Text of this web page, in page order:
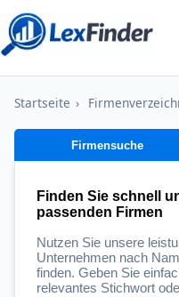
Startseite ›
Firmensuche
Finden Sie schnell
passenden Firmen
Nutzen Sie unsere
Unternehmen nach
finden. Geben Sie
relevantes Stichwort